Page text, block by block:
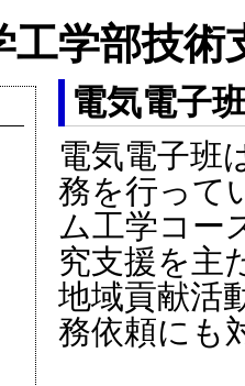
工学部技術
電気電子
電気電子班
務を行って
ム工学コー
究支援を主
地域貢献活
務依頼にも